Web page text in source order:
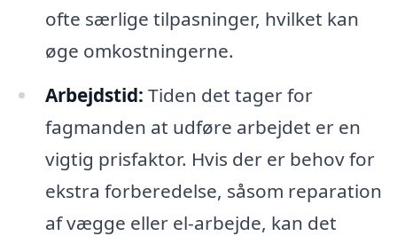
ofte særlige tilpasninger, hvilket kan
øge omkostningerne.
Arbejdstid: Tiden det tager for
fagmanden at udføre arbejdet er en
vigtig prisfaktor. Hvis der er behov for
ekstra forberedelse, såsom reparation
af vægge eller el-arbejde, kan det